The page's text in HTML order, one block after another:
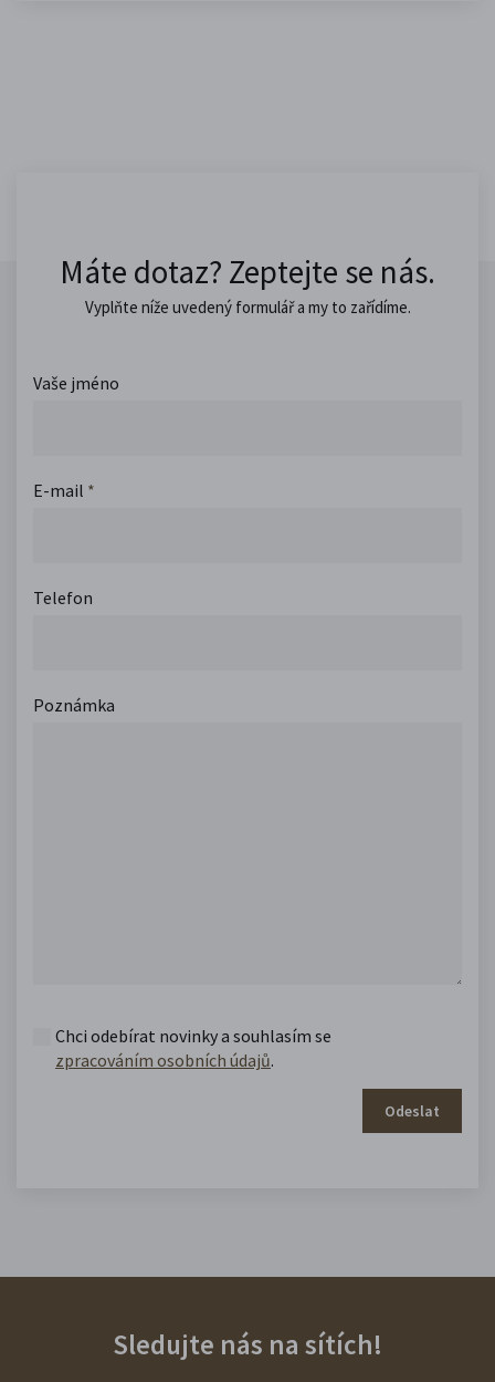
Máte dotaz? Zeptejte se nás.
Vyplňte níže uvedený formulář a my to zařídíme.
Vaše jméno
E-mail *
Telefon
Poznámka
Chci odebírat novinky a souhlasím se
zpracováním osobních údajů.
Odeslat
Sledujte nás na sítích!